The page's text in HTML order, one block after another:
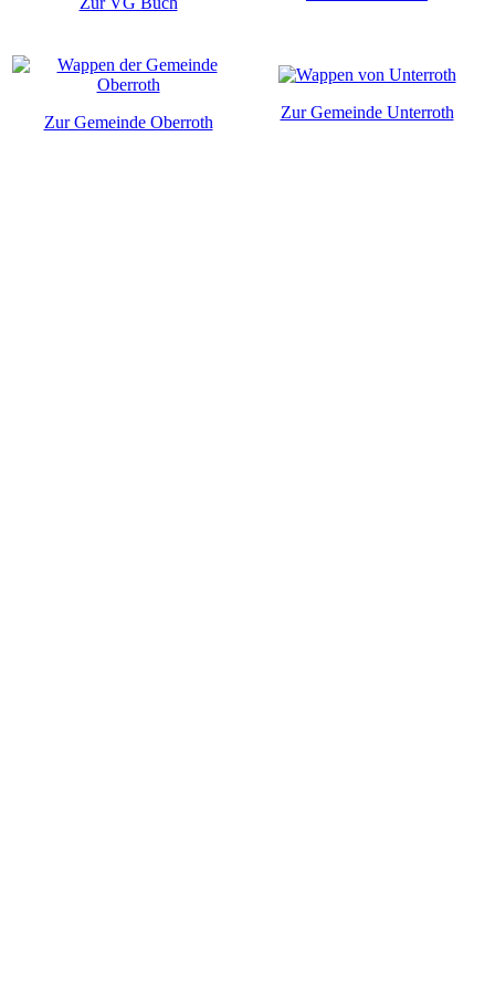
Zur Gemeinde Oberroth
Zur Gemeinde Unterroth